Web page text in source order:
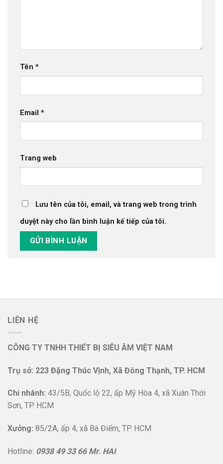
Tên *
Email *
Trang web
Lưu tên của tôi, email, và trang web trong trình
duyệt này cho lần bình luận kế tiếp của tôi.
LIÊN HỆ
CÔNG TY TNHH THIẾT BỊ SIÊU ÂM VIỆT NAM
Trụ sở: 223 Đặng Thúc Vịnh, Xã Đông Thạnh, TP. HCM
Chi nhánh: 43/5B, Quốc lộ 22, ấp Mỹ Hòa 4, xã Xuân Thới
Sơn, TP. HCM
Xưởng: 85/2A, ấp 4, xã Bà Điểm, TP. HCM
Hotline: 0938 49 33 66 Mr. HAI